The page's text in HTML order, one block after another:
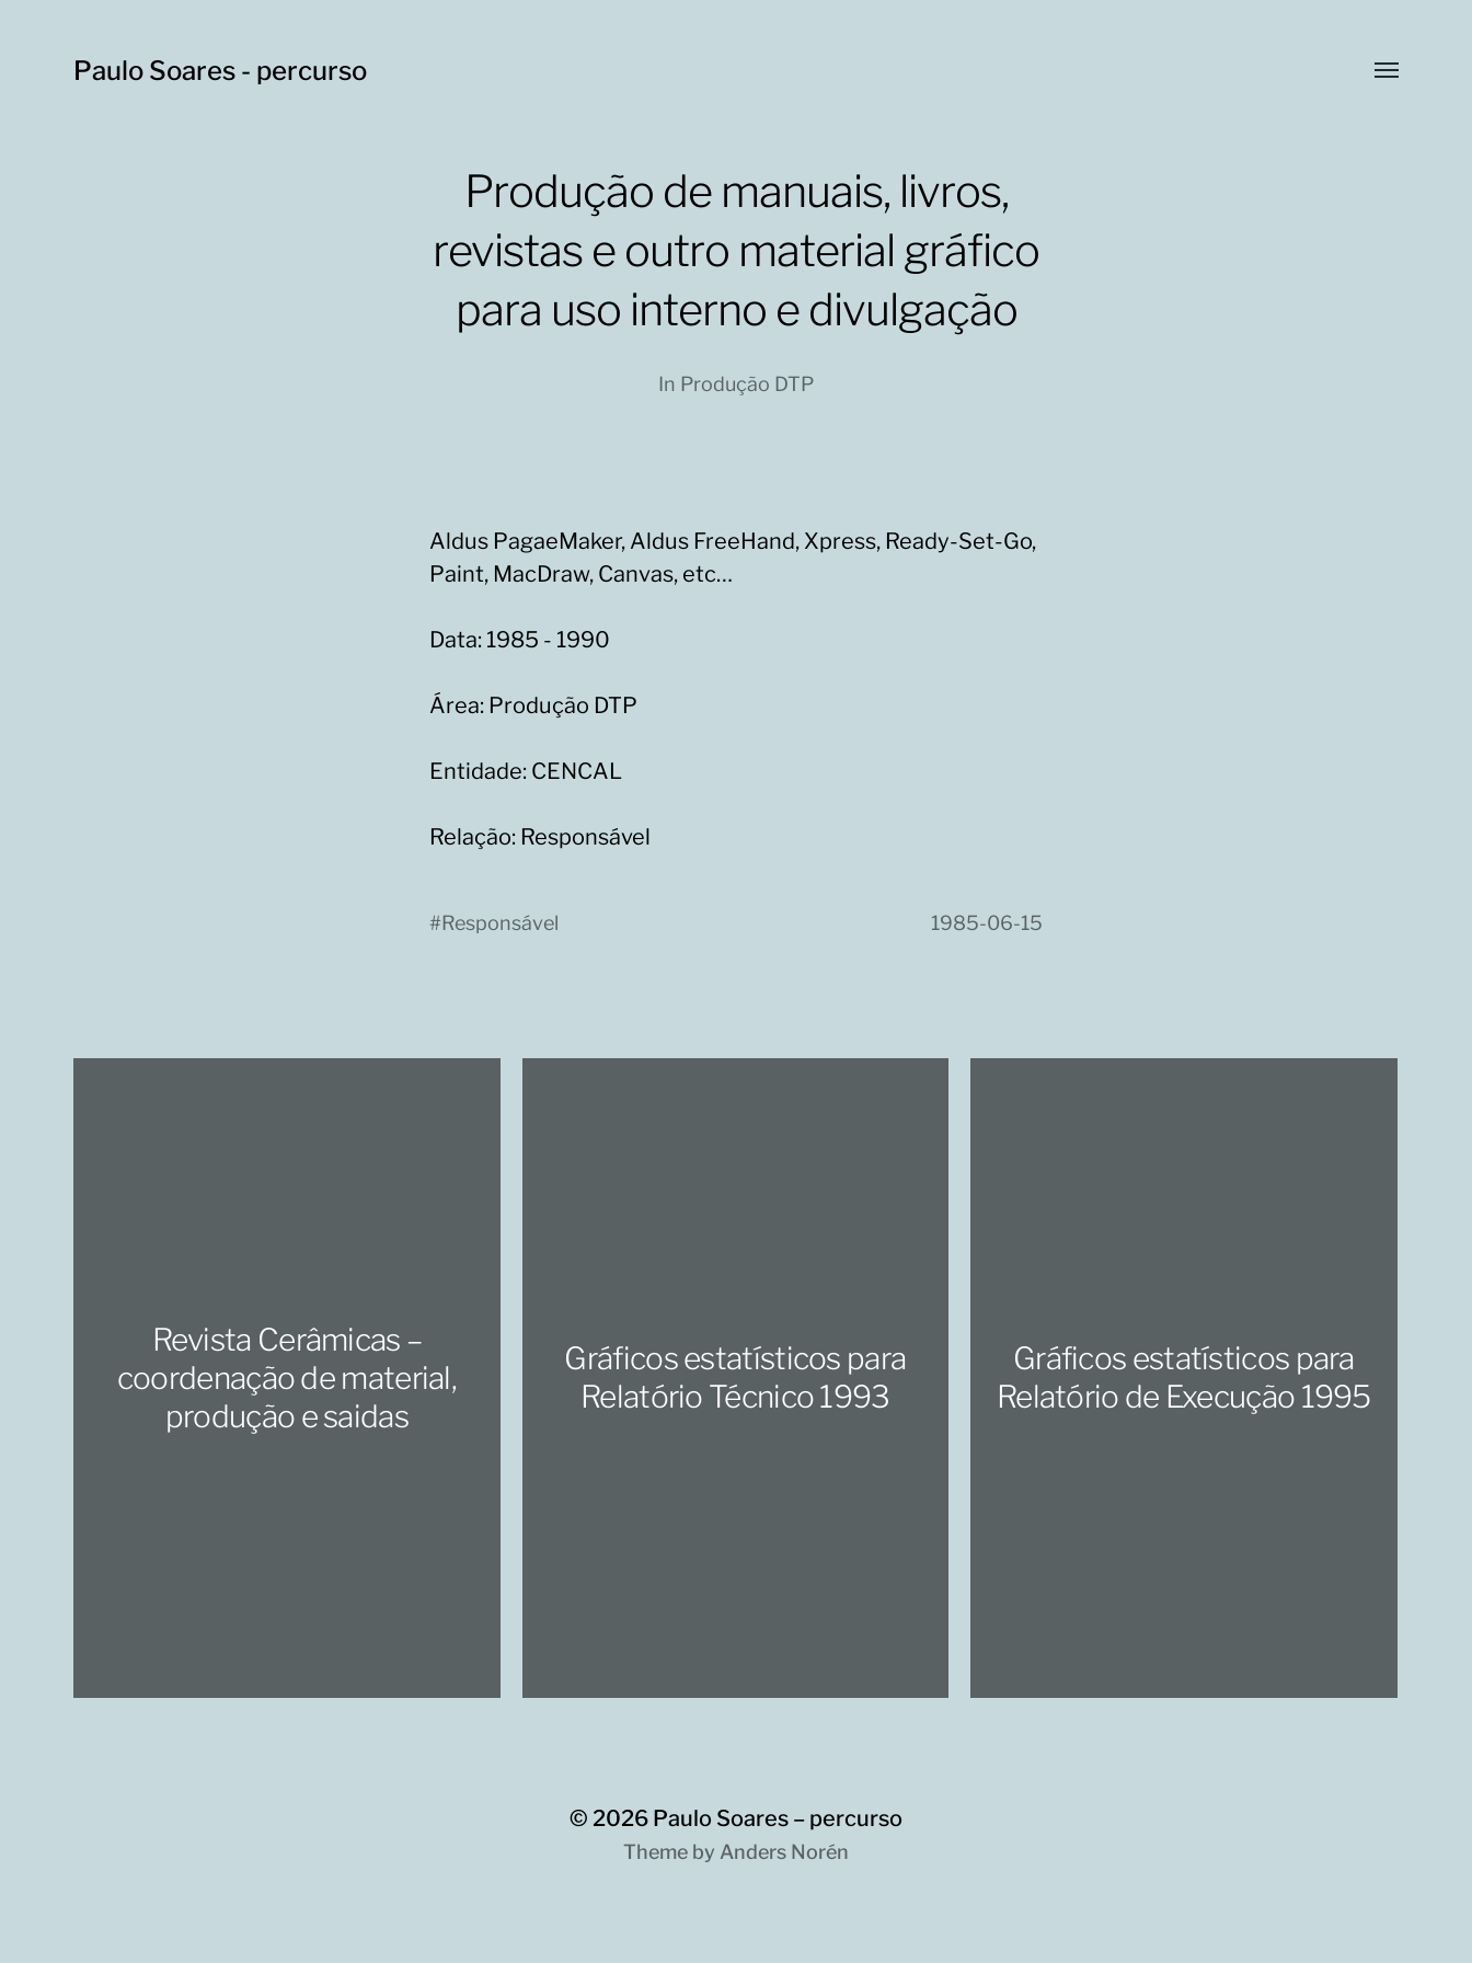
Paulo Soares - percurso
Toggle
Produção de manuais, livros,
revistas e outro material gráfico
para uso interno e divulgação
In Produção DTP
Aldus PagaeMaker, Aldus FreeHand, Xpress, Ready-Set-Go,
Paint, MacDraw, Canvas, etc…
Data: 1985 - 1990
Área: Produção DTP
Entidade: CENCAL
Relação: Responsável
#Responsável 1985-06-15
Revista Cerâmicas –
coordenação de material,
produção e saidas
Gráficos estatísticos para
Relatório Técnico 1993
Gráficos estatísticos para
Relatório de Execução 1995
© 2026 Paulo Soares – percurso
Theme by Anders Norén